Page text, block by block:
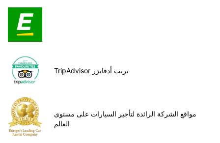
TripAdvisor تريب أدفايزر
مواقع الشركة الرائدة لتأجير السيارات على مستوى
العالم